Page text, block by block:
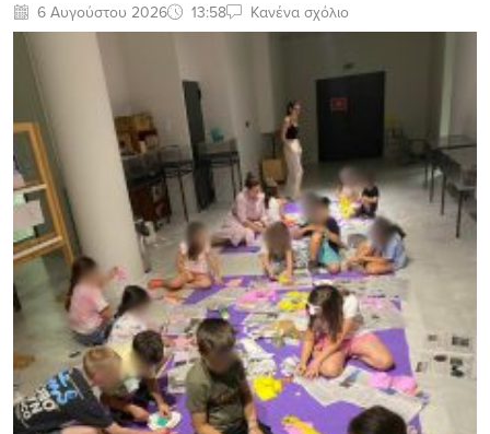
6 Αυγούστου 2026 13:58 Κανένα σχόλιο